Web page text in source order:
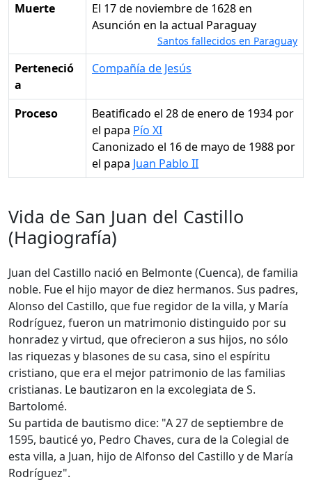
Muerte
el 17 de noviembre de 1628 en
Asunción en la actual Paraguay
Santos fallecidos en Paraguay
Perteneció
a
Compañía de Jesús
Proceso
Beatificado el 28 de enero de 1934 por
el papa Pío XI
Canonizado el 16 de mayo de 1988 por
el papa Juan Pablo II
Vida de San Juan del Castillo
(Hagiografía)
Juan del Castillo nació en Belmonte (Cuenca), de familia
noble. Fue el hijo mayor de diez hermanos. Sus padres,
Alonso del Castillo, que fue regidor de la villa, y María
Rodríguez, fueron un matrimonio distinguido por su
honradez y virtud, que ofrecieron a sus hijos, no sólo
las riquezas y blasones de su casa, sino el espíritu
cristiano, que era el mejor patrimonio de las familias
cristianas. Le bautizaron en la excolegiata de S.
Bartolomé.
Su partida de bautismo dice: "A 27 de septiembre de
1595, bauticé yo, Pedro Chaves, cura de la Colegial de
esta villa, a Juan, hijo de Alfonso del Castillo y de María
Rodríguez".